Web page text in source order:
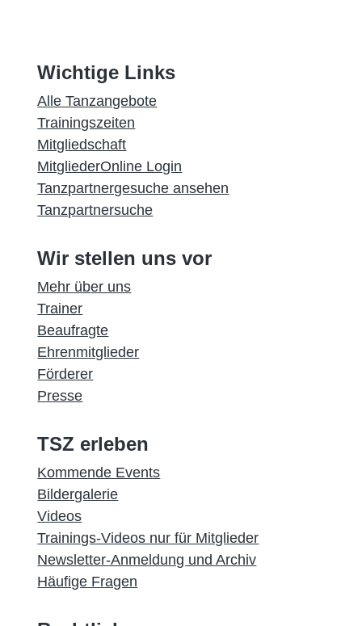
Wichtige Links
Alle Tanzangebote
Trainingszeiten
Mitgliedschaft
MitgliederOnline Login
Tanzpartnergesuche ansehen
Tanzpartnersuche
Wir stellen uns vor
Mehr über uns
Trainer
Beaufragte
Ehrenmitglieder
Förderer
Presse
TSZ erleben
Kommende Events
Bildergalerie
Videos
Trainings-Videos nur für Mitglieder
Newsletter-Anmeldung und Archiv
Häufige Fragen